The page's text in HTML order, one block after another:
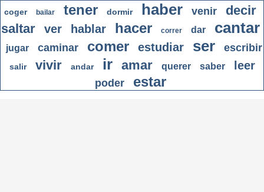
coger bailar tener dormir haber venir
decir
saltar
ver hablar hacer correr dar cantar
jugar caminar comer estudiar ser escribir
salir vivir andar ir amar querer saber leer
poder estar